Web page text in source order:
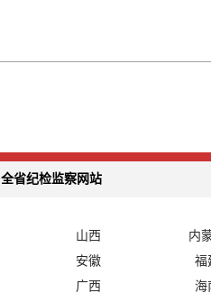
全省纪检监察网站
山西
内
安徽
福
广西 海